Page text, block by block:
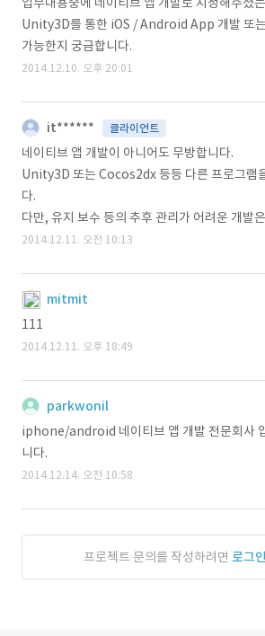
Unity3D를 통한 iOS / Android App 개발 또
가능한지 궁금합니다.
2014.12.10. 오후 20:01
it****** 클라이언트
네이티브 앱 개발이 아니어도 무방합니다.
Unity3D 또는 Cocos2dx 등등 다른 프로그램
다.
다만, 유지 보수 등의 추후 관리가 어려운 개발
2014.12.11. 오전 10:13
mitmit
111
2014.12.11. 오후 18:49
parkwonil
iphone/android 네이티브 앱 개발 전문회사
니다.
2014.12.14. 오전 10:58
프로젝트 문의를 작성하려면 로그인